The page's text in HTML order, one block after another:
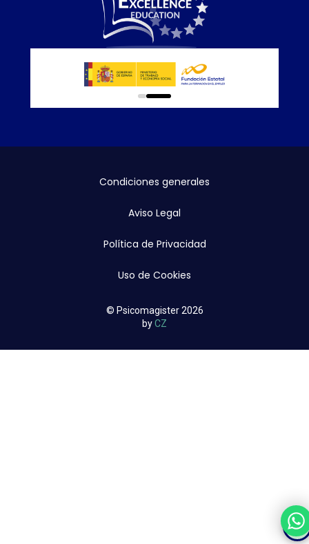
0 1
Condiciones generales
Aviso Legal
Política de Privacidad
Uso de Cookies
© Psicomagister 2026
byCZ